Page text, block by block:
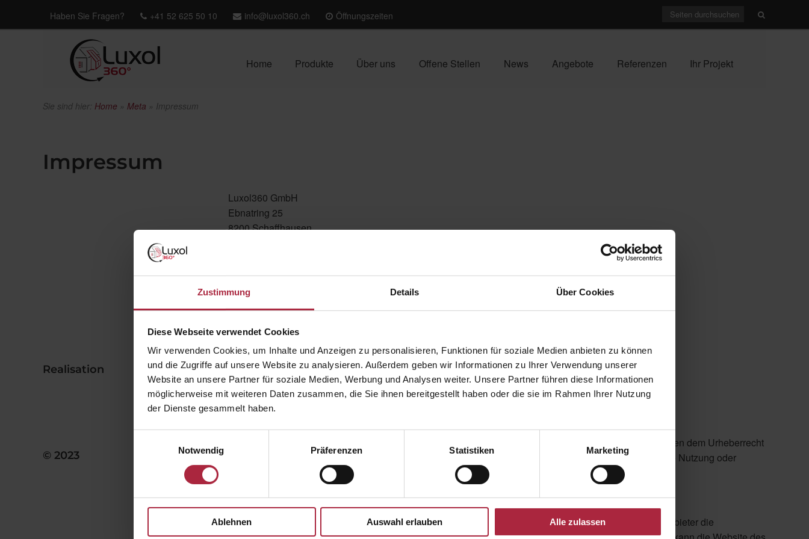
Zustimmung Details Über Cookies
Diese Webseite verwendet Cookies
Wir verwenden Cookies, um Inhalte und Anzeigen zu personalisieren, Funktionen für soziale Medien anbieten zu können
und die Zugriffe auf unsere Website zu analysieren. Außerdem geben wir Informationen zu Ihrer Verwendung unserer
Website an unsere Partner für soziale Medien, Werbung und Analysen weiter. Unsere Partner führen diese Informationen
möglicherweise mit weiteren Daten zusammen, die Sie ihnen bereitgestellt haben oder die sie im Rahmen Ihrer Nutzung
der Dienste gesammelt haben.
Notwendig
Präferenzen Statistiken Marketing
Ablehnen Auswahl erlauben Alle zulassen
Haben Sie Fragen? +41 52 625 50 10 info@luxol360.ch Öffnungszeiten
Home Produkte Über uns Offene Stellen News Angebote Referenzen Ihr Projekt
Sie sind hier: Home » Meta » Impressum
Impressum
Luxol360 GmbH
Ebnatring 25
8200 Schaffhausen
Mobile +41 52 625 50 11
info@luxol360.ch
Realisation
iWelt GmbH + Co. KG -https://www.iwelt.de
© 2023
Alle Rechte vorbehalten. Die auf der Website verwendeten Texte, Bilder, Grafiken, Dateien usw. unterliegen dem Urheberrecht
und anderen Gesetzen zum Schutz des geistigen Eigentums. Ihre Weitergabe, Veränderung, gewerbliche Nutzung oder
Verwendung in anderen Websites oder Medien ist nicht gestattet.
Für Websites Dritter, auf die der Herausgeber durch so genannte Links verweist, tragen die jeweiligen Anbieter die